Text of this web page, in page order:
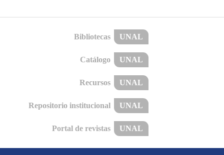
Bibliotecas UNAL
Catálogo UNAL
Recursos UNAL
Repositorio institucional UNAL
Portal de revistas UNAL